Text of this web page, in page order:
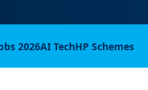
2026AI TechHP Schemes